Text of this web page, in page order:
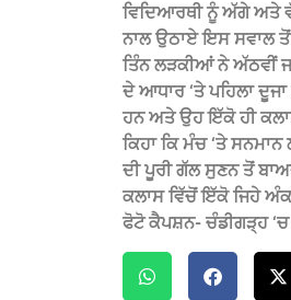
ਵਿਦਿਆਰਥੀ ਨੂੰ ਅੱਗੇ ਅਤੇ
ਨਾਲ ਉਠਾਏ ਇਸ ਸਵਾਲ
ਤਿੰਨ ਲੜਕੀਆਂ ਨੇ ਅੱਠਵੀਂ
ਦੇ ਆਧਾਰ ‘ਤੇ ਪਹਿਲਾ
ਹਨ ਅਤੇ ਉਹ ਇੱਕੋ ਹੀ
ਕਿਹਾ ਕਿ ਮੰਚ ‘ਤੇ
ਦੀ ਪੂਰੀ ਗੱਲ ਸੁਣਨ ਤੋਂ
ਕਲਾਸ ਵਿੱਚੋਂ ਇੱਕੋ ਜਿਹੇ ਅੰਕ
ਫੋਟੋ ਕੈਪਸ਼ਨ- ਚੰਡੀਗੜ੍ਹ ‘ਚ